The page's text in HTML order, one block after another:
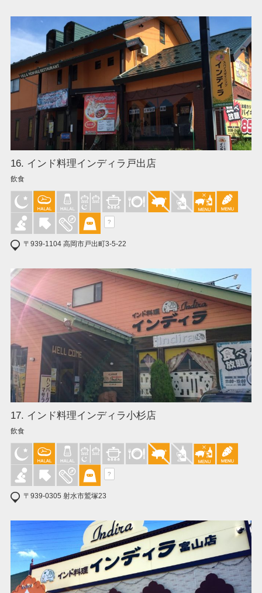
16. インド料理インディラ戸出店
飲食
?
〒939-1104 高岡市戸出町3-5-22
17. インド料理インディラ小杉店
飲食
?
〒939-0305 射水市鷲塚23